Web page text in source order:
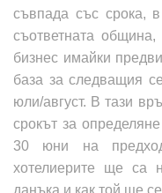
съвпада със срока,
съответната община,
бизнес имайки
база за следващия
юли/август. В тази
срокът за
30 юни на
хотелиерите ще са
данъка и как той ще